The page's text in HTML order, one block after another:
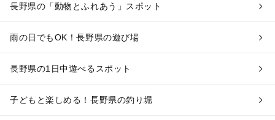
長野県の「動物とふれあう」スポット
雨の日でもOK！長野県の遊び場
長野県の1日中遊べるスポット
子どもと楽しめる！長野県の釣り堀